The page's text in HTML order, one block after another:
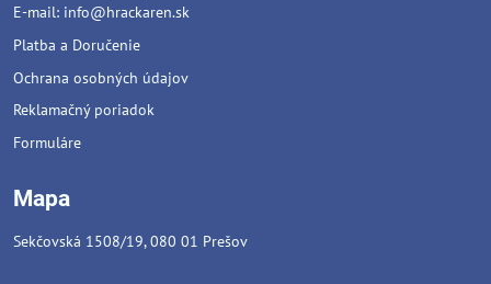
E-mail: info@hrackaren.sk
Platba a Doručenie
Ochrana osobných údajov
Reklamačný poriadok
Formuláre
Mapa
Sekčovská 1508/19, 080 01 Prešov